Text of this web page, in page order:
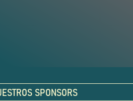
SPONSORS